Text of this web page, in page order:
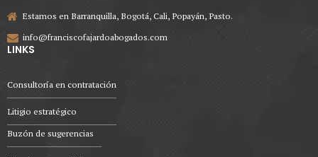
Estamos en Barranquilla, Bogotá, Cali, Popayán, Pasto.
info@franciscofajardoabogados.com
LINKS
Consultoría en contratación
Litigio estratégico
Buzón de sugerencias